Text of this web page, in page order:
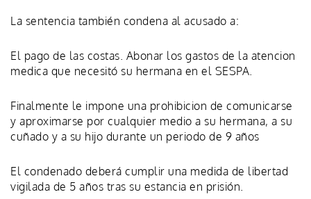
La sentencia también condena al acusado a:
El pago de las costas. Abonar los gastos de la atencion
medica que necesitó su hermana en el SESPA.
Finalmente le impone una prohibicion de comunicarse
y aproximarse por cualquier medio a su hermana, a su
cuñado y a su hijo durante un periodo de 9 años
El condenado deberá cumplir una medida de libertad
vigilada de 5 años tras su estancia en prisión.